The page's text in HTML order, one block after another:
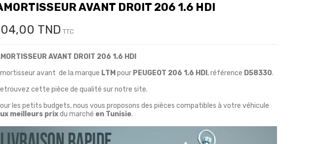
AVANT DROIT 206 1.6 HDI
TND TTC
AVANT DROIT 206 1.6 HDI
avant de la marque LTM pour PEUGEOT 206 1.6 HDI , référence D58330.
cette pièce de qualité sur notre site.
les petits budgets, nous vous proposons des pièces compatibles à votre véhicule
meilleurs prixdu marché en Tunisie.